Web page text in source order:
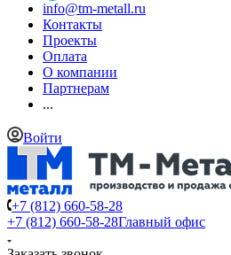
info@tm-metall.ru
Контакты
Проекты
Оплата
О компании
Партнерам
...
Войти
+7 (812) 660-58-28
+7 (812) 660-58-28Главный офис